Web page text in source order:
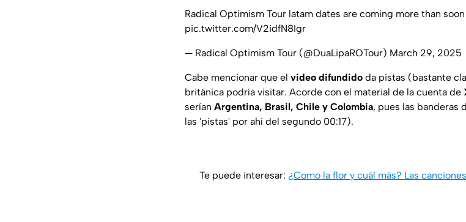
Radical Optimism Tour latam dates are coming more than
pic.twitter.com/V2idfN8Igr
— Radical Optimism Tour (@DuaLipaROTour) March 29, 2025
Cabe mencionar que el video difundido da pistas (bastante
británica podría visitar. Acorde con el material de la cuenta de
serían Argentina, Brasil, Chile y Colombia, pues las banderas
las 'pistas' por ahí del segundo 00:17).
Te puede interesar: ¿Como la flor y cuál más? Las